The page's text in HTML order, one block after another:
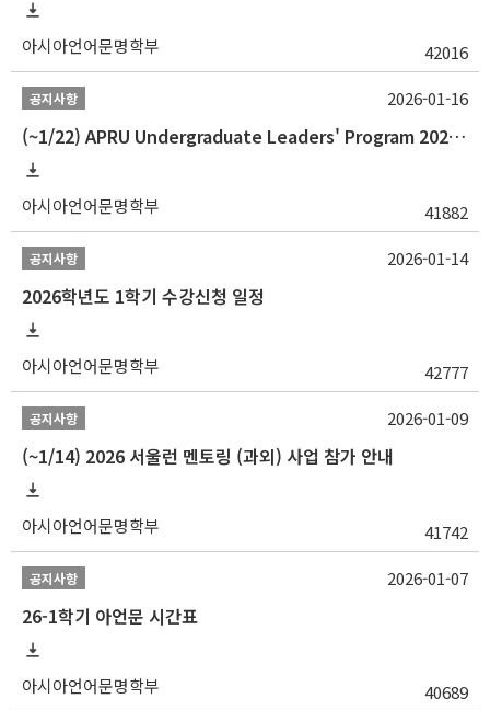
아시아언어문명학부 42016
공지사항
(~1/22) APRU Undergraduate Leaders' Program 2026 프로그램 참가자 모집
아시아언어문명학부 41882
2026-01-16
공지사항
2026학년도 1학기 수강신청 일정
아시아언어문명학부 42777
2026-01-14
공지사항
(~1/14) 2026 서울런 멘토링 (과외) 사업 참가 안내
아시아언어문명학부 41742
2026-01-09
공지사항
26-1학기 아언문 시간표
아시아언어문명학부 40689
2026-01-07